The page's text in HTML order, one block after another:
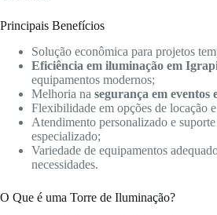
Principais Benefícios
Solução econômica para projetos
Eficiência em iluminação em
equipamentos modernos;
Melhoria na segurança em eventos
Flexibilidade em opções de locação
Atendimento personalizado e
especializado;
Variedade de equipamentos
necessidades.
O Que é uma Torre de Iluminação?